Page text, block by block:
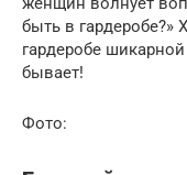
быть в гардеробе?»
гардеробе
бывает!
Фото: